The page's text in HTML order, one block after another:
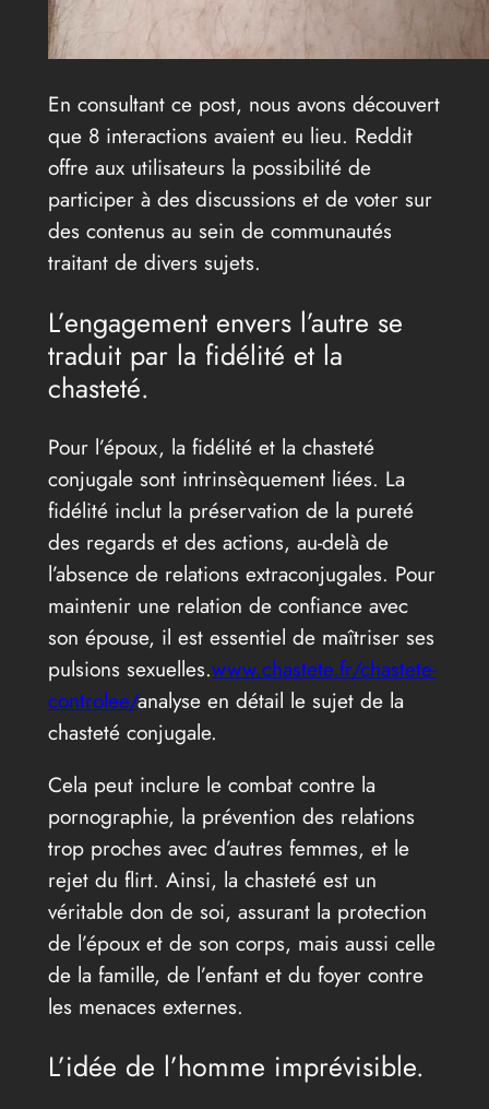
En consultant ce post, nous avons découvert
que 8 interactions avaient eu lieu. Reddit
offre aux utilisateurs la possibilité de
participer à des discussions et de voter sur
des contenus au sein de communautés
traitant de divers sujets.
L’engagement envers l’autre se
traduit par la fidélité et la
chasteté.
Pour l’époux, la fidélité et la chasteté
conjugale sont intrinsèquement liées. La
fidélité inclut la préservation de la pureté
des regards et des actions, au-delà de
l’absence de relations extraconjugales. Pour
maintenir une relation de confiance avec
son épouse, il est essentiel de maîtriser ses
pulsions sexuelles.www.chastete.fr/chastete-
controlee/analyse en détail le sujet de la
chasteté conjugale.
Cela peut inclure le combat contre la
pornographie, la prévention des relations
trop proches avec d’autres femmes, et le
rejet du flirt. Ainsi, la chasteté est un
véritable don de soi, assurant la protection
de l’époux et de son corps, mais aussi celle
de la famille, de l’enfant et du foyer contre
les menaces externes.
L’idée de l’homme imprévisible.